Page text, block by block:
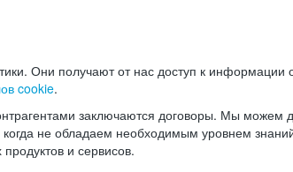
Они получают от нас доступ к
cookie.
заключаются договоры. Мы можем
не обладаем необходимым уровнем
и сервисов.